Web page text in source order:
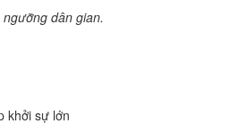
dân gian.
khởi sự lớn